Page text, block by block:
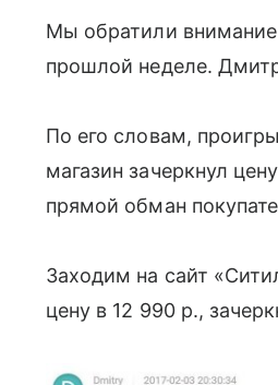
Мы обратили внимание
прошлой неделе.
По его словам,
магазин зачеркнул
прямой обман
Заходим на сайт
цену в 12 990 р.,